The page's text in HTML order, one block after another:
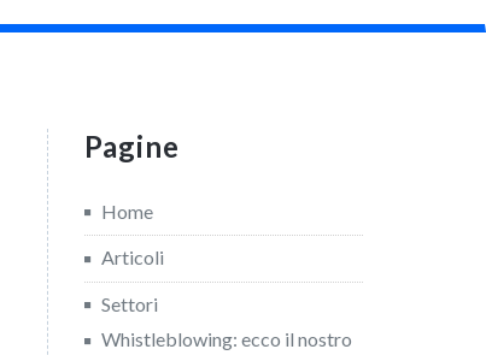
Pagine
Home
Articoli
Settori
Whistleblowing: ecco il nostro